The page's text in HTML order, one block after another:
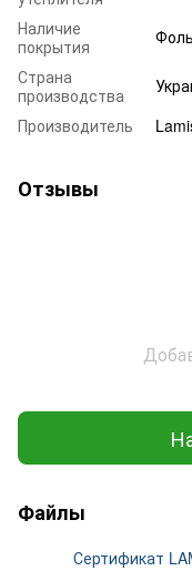
Наличие
покрытия
Страна
производства
Производитель
Отзывы
Файлы
Сертификат